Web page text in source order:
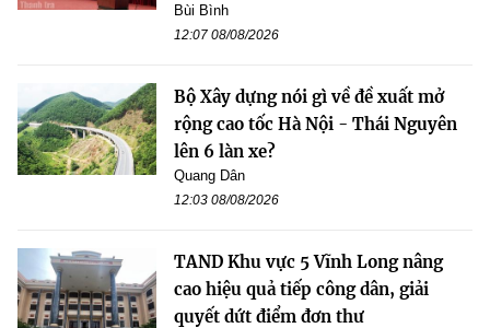
Bùi Bình
12:07 08/08/2026
Bộ Xây dựng nói gì về đề xuất mở
rộng cao tốc Hà Nội - Thái Nguyên
lên 6 làn xe?
Quang Dân
12:03 08/08/2026
TAND Khu vực 5 Vĩnh Long nâng
cao hiệu quả tiếp công dân, giải
quyết dứt điểm đơn thư